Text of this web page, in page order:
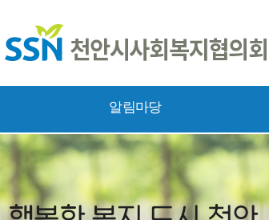
알림마당